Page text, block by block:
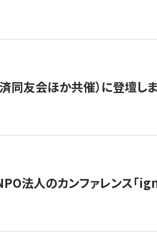
同友会ほか共催）に登壇し
法人のカンファレンス「